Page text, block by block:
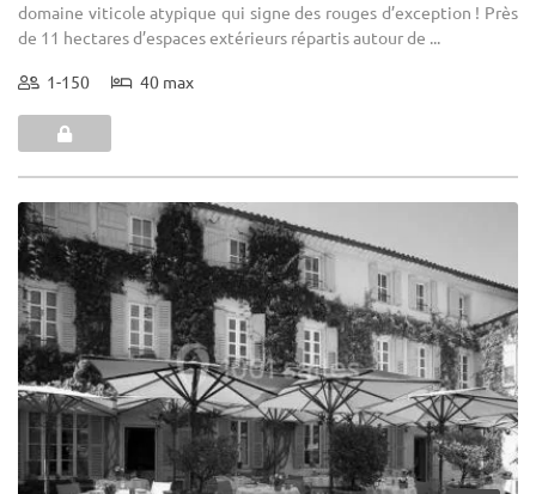
domaine viticole atypique qui signe des rouges d’exception ! Près
de 11 hectares d’espaces extérieurs répartis autour de ...
1-150 40 max